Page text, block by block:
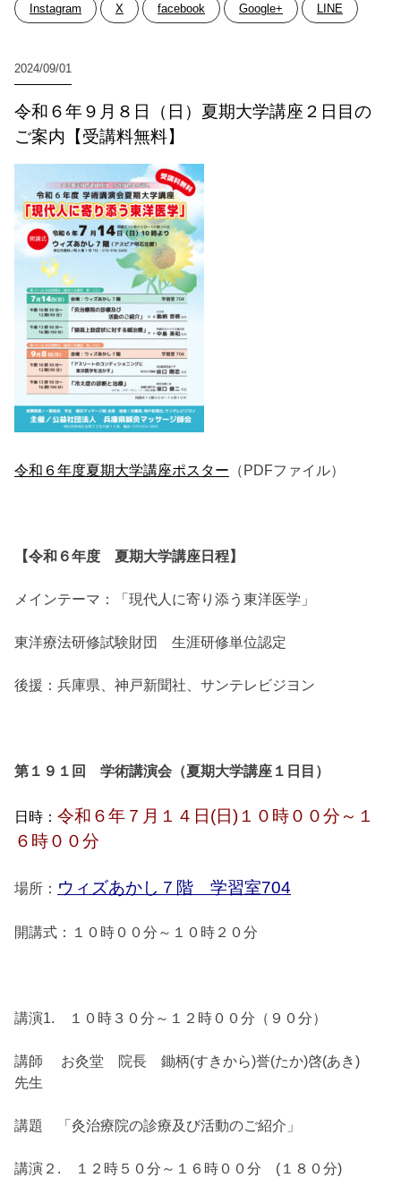
Instagram X facebook Google+ LINE
2024/09/01
令和６年９月８日（日）夏期大学講座２日目の
ご案内【受講料無料】
令和６年度夏期大学講座ポスター （PDFファイル）
【令和６年度 夏期大学講座日程】
メインテーマ：「現代人に寄り添う東洋医学」
東洋療法研修試験財団 生涯研修単位認定
後援：兵庫県、神戸新聞社、サンテレビジヨン
第１９１回 学術講演会（夏期大学講座１日目）
日時： 令和６年７月１４日(日)１０時００分～１
６時００分
場所： ウィズあかし７階 学習室704
開講式：１０時００分～１０時２０分
講演1. １０時３０分～１２時００分（９０分）
講師 お灸堂 院長 鋤柄(すきから)誉(たか)啓(あき)
先生
講題 「灸治療院の診療及び活動のご紹介」
講演２. １２時５０分～１６時００分 (１８０分)